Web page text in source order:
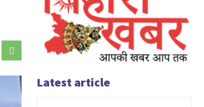
Latest article